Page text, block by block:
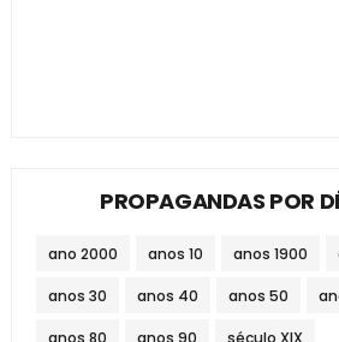
PROPAGANDAS POR
ano 2000 anos 10 anos 1900
anos 30 anos 40 anos 50
anos 80 anos 90 século XIX